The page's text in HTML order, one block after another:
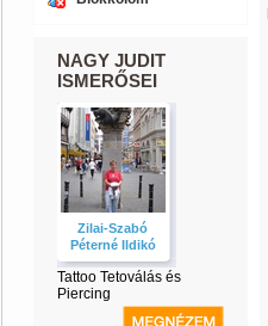
NAGY JUDIT
ISMERŐSEI
Zilai-Szabó
Péterné Ildikó
Tattoo Tetoválás és
Piercing